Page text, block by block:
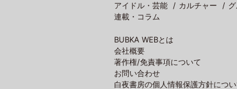
アイドル・芸能
カルチャー
連載・コラム
BUBKA WEBとは
会社概要
著作権/免責事項について
お問い合わせ
白夜書房の個人情報保護方針につ